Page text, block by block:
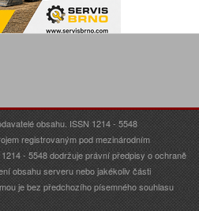
obsahu. ISSN 1214 - 5548
registrovaným pod mezinárodním
- 5548 dodržuje právní předpisy o ochraně
obsahu serveru nebo jakékoliv části
je bez předchozího písemného souhlasu